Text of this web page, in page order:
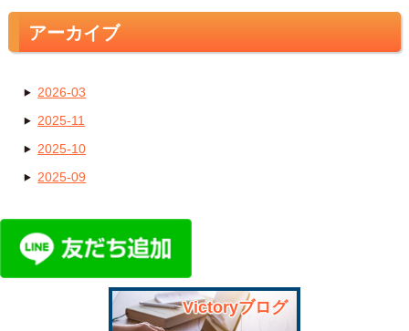
アーカイブ
2026-03
2025-11
2025-10
2025-09
Victoryブログ